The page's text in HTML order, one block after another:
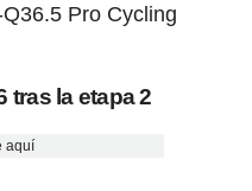
Pro Cycling
tras la etapa 2
aquí